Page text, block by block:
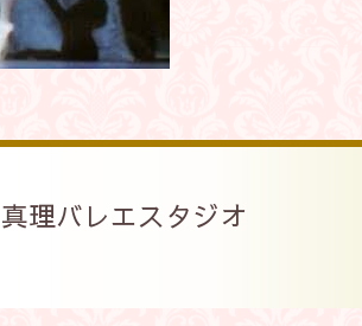
理バレエスタジオ